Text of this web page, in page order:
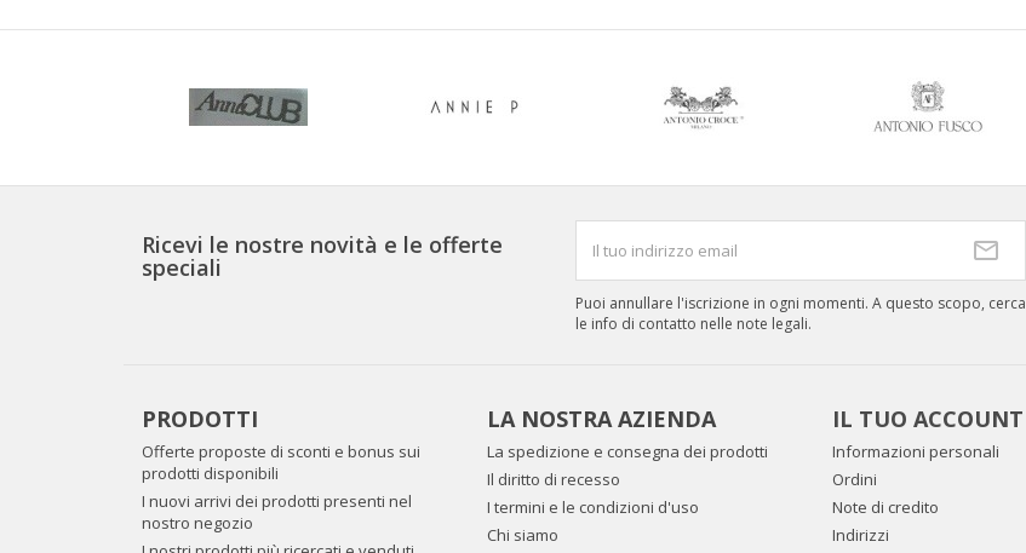
Ricevi le nostre novità e le offerte
speciali
Puoi annullare l'iscrizione in ogni momenti. A questo scopo, cerca
le info di contatto nelle note legali.
PRODOTTI
Offerte proposte di sconti e bonus sui
prodotti disponibili
I nuovi arrivi dei prodotti presenti nel
nostro negozio
LA NOSTRA AZIENDA
La spedizione e consegna dei prodotti
Il diritto di recesso
I termini e le condizioni d'uso
Chi siamo
IL TUO ACCOUNT
Informazioni personali
Ordini
Note di credito
Indirizzi